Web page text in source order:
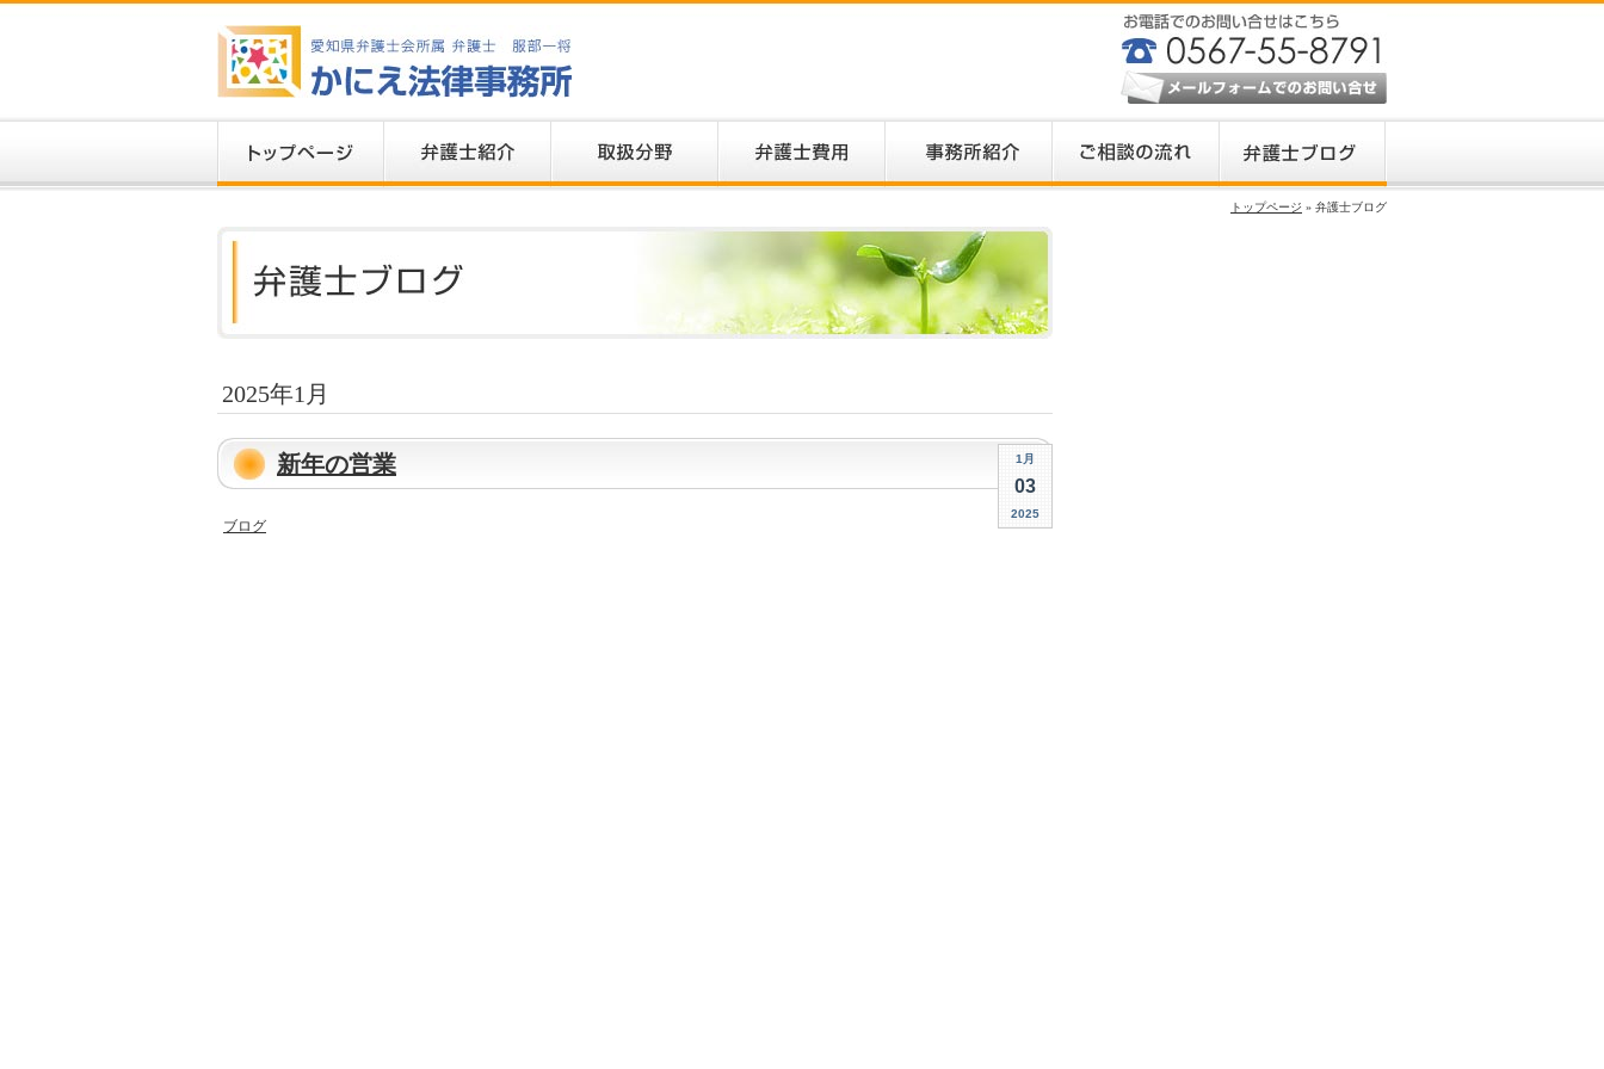
トップページ » 弁護士ブログ
2025年1月
1月
03
2025
新年の営業
ブログ